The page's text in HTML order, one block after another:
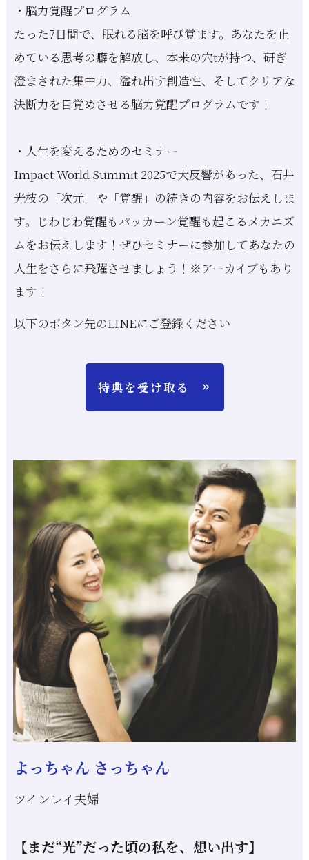
・脳力覚醒プログラム
たった7日間で、眠れる脳を呼び覚ます。あなたを止
めている思考の癖を解放し、本来の穴tが持つ、研ぎ
澄まされた集中力、溢れ出す創造性、そしてクリアな
決断力を目覚めさせる脳力覚醒プログラムです！
・人生を変えるためのセミナー
Impact World Summit 2025で大反響があった、石井
光枝の「次元」や「覚醒」の続きの内容をお伝えしま
す。じわじわ覚醒もパッカーン覚醒も起こるメカニズ
ムをお伝えします！ぜひセミナーに参加してあなたの
人生をさらに飛躍させましょう！※アーカイブもあり
ます！
以下のボタン先のLINEにご登録ください
特典を受け取る
よっちゃん さっちゃん
ツインレイ夫婦
【まだ“光”だった頃の私を、想い出す】